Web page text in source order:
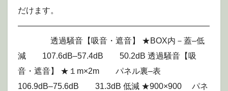
だけます。
———————————————————————–
透過騒音【吸音・遮音】 ★BOX内－蓋–低
減 107.6dB–57.4dB 50.2dB 透過騒音【吸
音・遮音】 ★１m×2m パネル裏–表
106.9dB–75.6dB 31.3dB 低減 ★900×900 パネ